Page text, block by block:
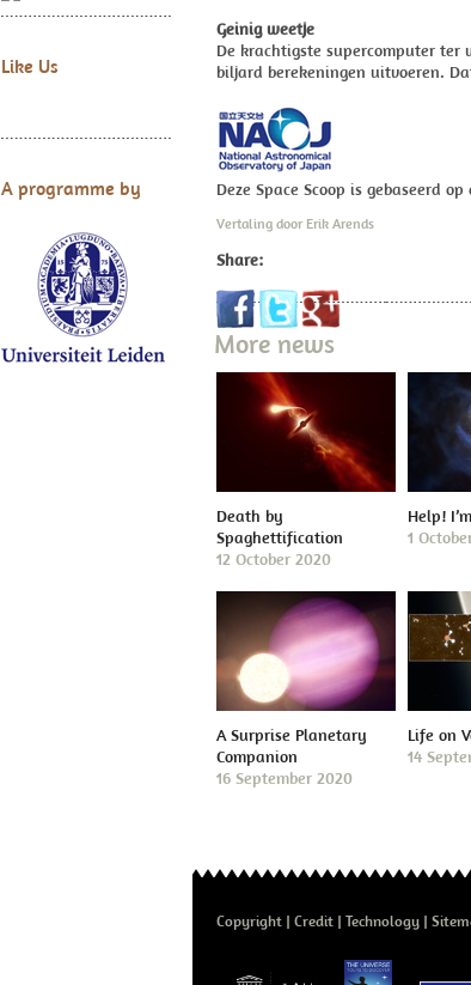
Like Us
A programme by
Geinig weetje
De krachtigste supercomputer ter
biljard berekeningen uitvoeren.
Deze Space Scoop is gebaseerd
Vertaling door Erik Arends
Share:
More news
Death by
Spaghettification
12 October 2020
Help!
1
A Surprise Planetary
Companion
16 September 2020
Life on
14
Copyright Credit Technology